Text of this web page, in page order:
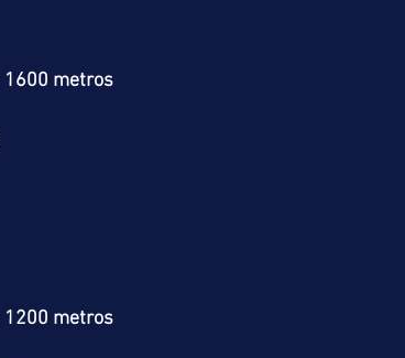
1600 metros
1200 metros